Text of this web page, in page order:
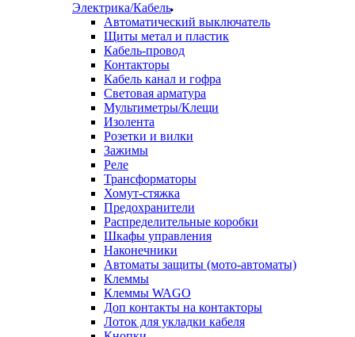
Электрика/Кабель
Автоматический выключатель
Щиты метал и пластик
Кабель-провод
Контакторы
Кабель канал и гофра
Световая арматура
Мультиметры/Клещи
Изолента
Розетки и вилки
Зажимы
Реле
Трансформаторы
Хомут-стяжка
Предохранители
Распределительные коробки
Шкафы управления
Наконечники
Автоматы защиты (мото-автоматы)
Клеммы
Клеммы WAGO
Доп контакты на контакторы
Лоток для укладки кабеля